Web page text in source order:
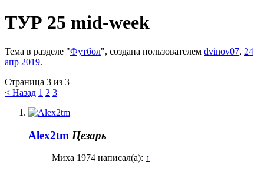
ТУР 25 mid-week
Тема в разделе "Футбол", создана пользователем dvinov07, 24
апр 2019.
Страница 3 из 3
< Назад 1 2 3
Alex2tm Цезарь
Миха 1974 написал(а): ↑